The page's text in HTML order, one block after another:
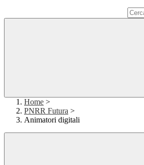
Home >
PNRR Futura >
Animatori digitali